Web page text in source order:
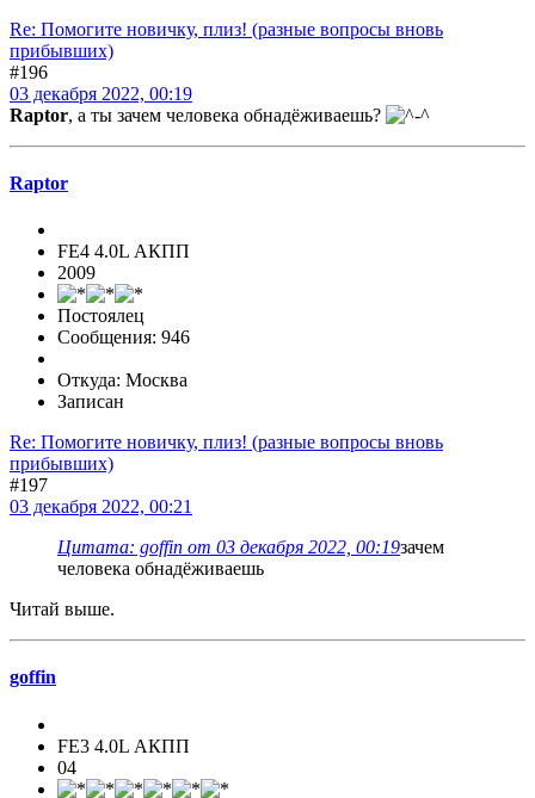
Re: Помогите новичку, плиз! (разные вопросы вновь
прибывших)
#196
03 декабря 2022, 00:19
Raptor, а ты зачем человека обнадёживаешь?
Raptor
FE4 4.0L АКПП
2009
Постоялец
Сообщения: 946
Откуда: Москва
Записан
Re: Помогите новичку, плиз! (разные вопросы вновь
прибывших)
#197
03 декабря 2022, 00:21
Цитата: goffin от 03 декабря 2022, 00:19зачем
человека обнадёживаешь
Читай выше.
goffin
FE3 4.0L АКПП
04